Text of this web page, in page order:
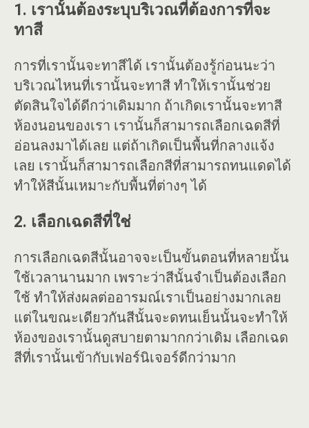
1. เรานั้นต้องระบุบริเวณที่ต้องการที่จะ
ทาสี
การที่เรานั้นจะทาสีได้ เรานั้นต้องรู้ก่อนนะว่า
บริเวณไหนที่เรานั้นจะทาสี ทำให้เรานั้นช่วย
ตัดสินใจได้ดีกว่าเดิมมาก ถ้าเกิดเรานั้นจะทาสี
ห้องนอนของเรา เรานั้นก็สามารถเลือกเฉดสีที่
อ่อนลงมาได้เลย แต่ถ้าเกิดเป็นพื้นที่กลางแจ้ง
เลย เรานั้นก็สามารถเลือกสีที่สามารถทนแดดได้
ทำให้สีนั้นเหมาะกับพื้นที่ต่างๆ ได้
2. เลือกเฉดสีที่ใช่
การเลือกเฉดสีนั้นอาจจะเป็นขั้นตอนที่หลายนั้น
ใช้เวลานานมาก เพราะว่าสีนั้นจำเป็นต้องเลือก
ใช้ ทำให้ส่งผลต่ออารมณ์เราเป็นอย่างมากเลย
แต่ในขณะเดียวกันสีนั้นจะดทนเย็นนั้นจะทำให้
ห้องของเรานั้นดูสบายตามากกว่าเดิม เลือกเฉด
สีที่เรานั้นเข้ากับเฟอร์นิเจอร์ดีกว่ามาก